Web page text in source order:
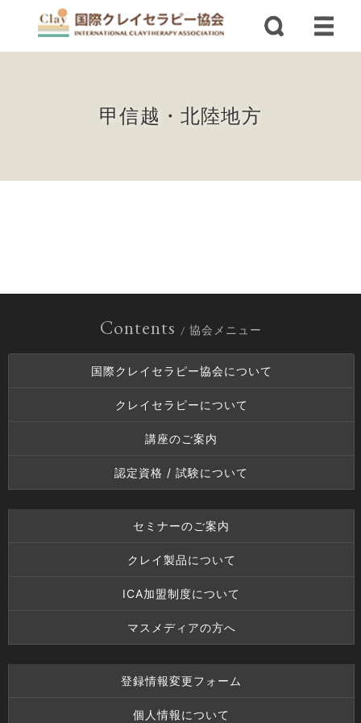
甲信越・北陸地方
Contents / 協会メニュー
国際クレイセラピー協会について
クレイセラピーについて
講座のご案内
認定資格 / 試験について
セミナーのご案内
クレイ製品について
ICA加盟制度について
マスメディアの方へ
登録情報変更フォーム
個人情報について